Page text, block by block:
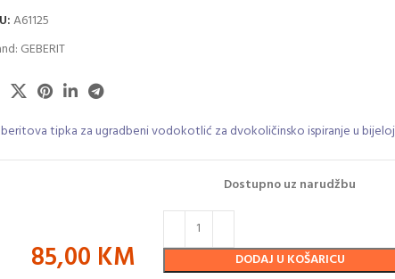
A61125
GEBERIT
tipka za ugradbeni vodokotlić za dvokoličinsko ispiranje u
85,00 KM
Dostupno uz narudžbu
DODAJ U KOŠARICU